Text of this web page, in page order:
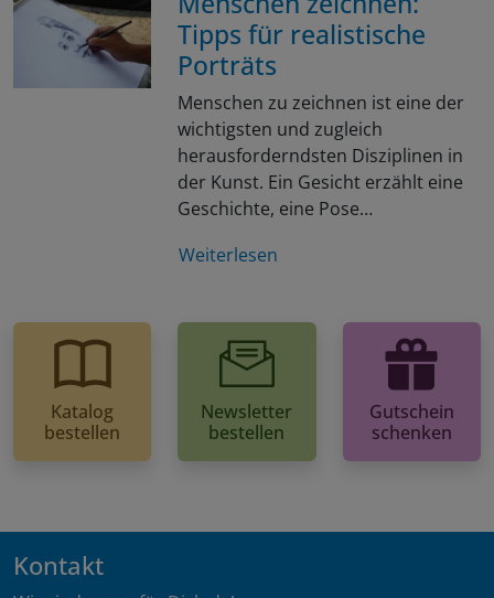
Tipps für realistische
Porträts
Menschen zu zeichnen ist eine der
wichtigsten und zugleich
herausforderndsten Disziplinen in
der Kunst. Ein Gesicht erzählt eine
Geschichte, eine Pose…
Weiterlesen
Katalog
bestellen
Newsletter
bestellen
Gutschein
schenken
Kontakt